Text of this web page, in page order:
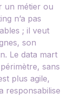
un métier ou
n’a pas
; il veut
son
Le data mart
sans
plus agile,
responsabilise